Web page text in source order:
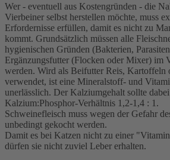
Wer - eventuell aus Kostengründen - die
Vierbeiner selbst herstellen möchte, muss
Erfordernisse erfüllen, damit es nicht zu
kommt. Grundsätzlich müssen alle
hygienischen Gründen (Bakterien,
Ergänzungsfutter (Flocken oder Mixer) im
werden. Wird als Beifutter Reis, Kartoffeln
verwendet, ist eine Mineralstoff- und
unerlässlich. Der Kalziumgehalt sollte
Kalzium:Phosphor-Verhältnis 1,2-1,4 : 1.
Schweinefleisch muss wegen der Gefahr
unbedingt gekocht werden.
Damit es bei Katzen nicht zu einer
dürfen sie nicht zuviel Leber erhalten.